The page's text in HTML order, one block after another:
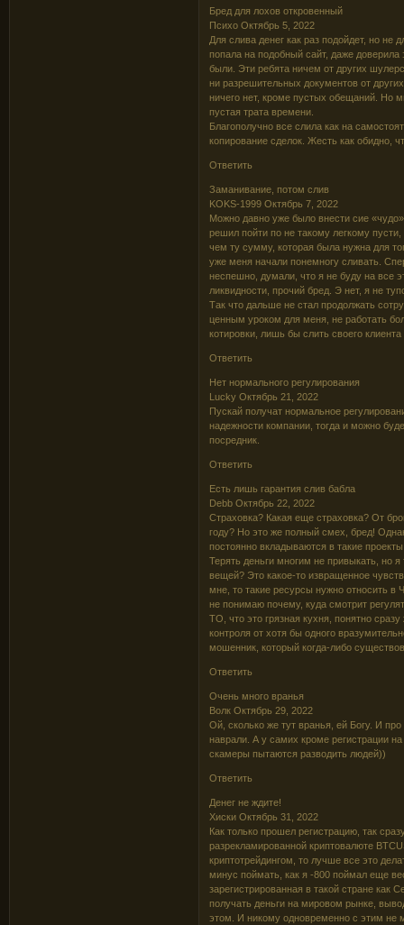
Бред для лохов откровенный
Психо Октябрь 5, 2022
Для слива денег как раз подойдет, но не
попала на подобный сайт, даже
были. Эти ребята ничем от других
ни разрешительных документов от
ничего нет, кроме пустых обещаний. Но
пустая трата времени.
Благополучно все слила как на
копирование сделок. Жесть как обидно,
Ответить
Заманивание, потом слив
KOKS-1999 Октябрь 7, 2022
Можно давно уже было внести сие
решил пойти по не такому легкому
чем ту сумму, которая была нужна для
уже меня начали понемногу сливать.
неспешно, думали, что я не буду на все
ликвидности, прочий бред. Э нет, я не
Так что дальше не стал продолжать
ценным уроком для меня, не работать
котировки, лишь бы слить своего
Ответить
Нет нормального регулирования
Lucky Октябрь 21, 2022
Пускай получат нормальное
надежности компании, тогда и можно
посредник.
Ответить
Есть лишь гарантия слив бабла
Debb Октябрь 22, 2022
Страховка? Какая еще страховка? От
году? Но это же полный смех, бред!
постоянно вкладываются в такие
Терять деньги многим не привыкать, но
вещей? Это какое-то извращенное
мне, то такие ресурсы нужно относить
не понимаю почему, куда смотрит
ТО, что это грязная кухня, понятно
контроля от хотя бы одного
мошенник, который когда-либо
Ответить
Очень много вранья
Волк Октябрь 29, 2022
Ой, сколько же тут вранья, ей Богу. И
наврали. А у самих кроме регистрации
скамеры пытаются разводить людей))
Ответить
Денег не ждите!
Хиски Октябрь 31, 2022
Как только прошел регистрацию, так
разрекламированной криптовалюте
криптотрейдингом, то лучше все это
минус поймать, как я -800 поймал еще
зарегистрированная в такой стране как
получать деньги на мировом рынке,
этом. И никому одновременно с этим не